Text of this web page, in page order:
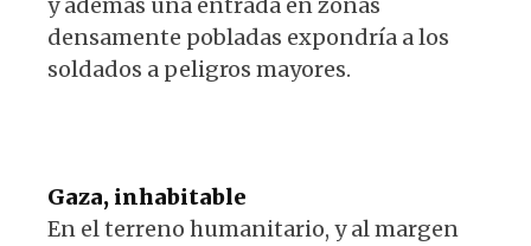
y además una entrada en zonas
densamente pobladas expondría a los
soldados a peligros mayores.
Gaza, inhabitable
En el terreno humanitario, y al margen